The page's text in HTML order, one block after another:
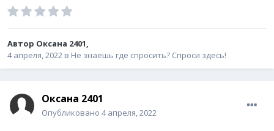
Автор Оксана 2401,
4 апреля, 2022 в Не знаешь где спросить? Спроси здесь!
Оксана 2401
Опубликовано 4 апреля, 2022